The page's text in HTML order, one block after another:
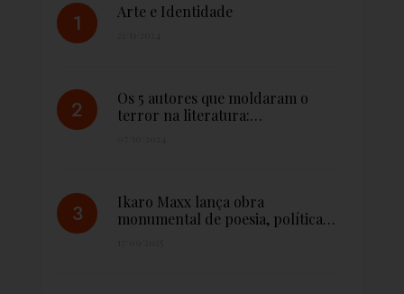
Arte e Identidade
Os 5 autores que moldaram o
terror na literatura:…
Ikaro Maxx lança obra
monumental de poesia, política…